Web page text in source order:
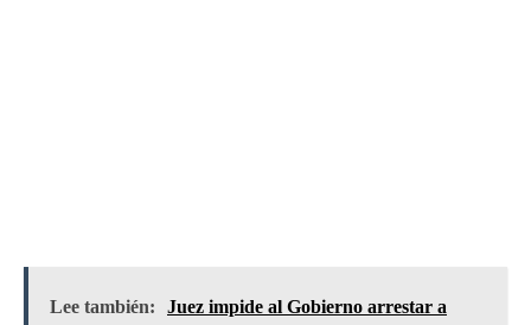
Lee también:
Juez impide al Gobierno arrestar a